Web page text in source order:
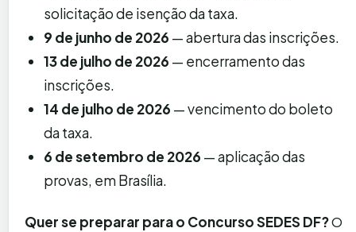
solicitação de isenção da taxa.
9 de junho de 2026 — abertura das inscrições.
13 de julho de 2026 — encerramento das
inscrições.
14 de julho de 2026 — vencimento do boleto
da taxa.
6 de setembro de 2026 — aplicação das
provas, em Brasília.
Quer se preparar para o Concurso SEDES DF?O